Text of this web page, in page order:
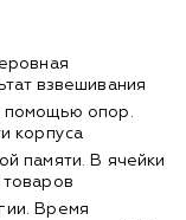
взвешивания
помощью опор.
корпуса
памяти. В ячейки
Время